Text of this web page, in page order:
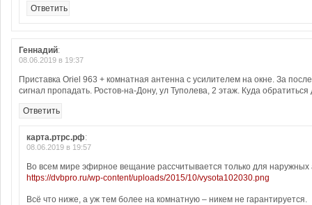
Ответить
Геннадий:
08.06.2019 в 19:37
Приставка Oriel 963 + комнатная антенна с усилителем на окне. За
сигнал пропадать. Ростов-на-Дону, ул Туполева, 2 этаж. Куда
Ответить
карта.ртрс.рф:
08.06.2019 в 19:57
Во всем мире эфирное вещание рассчитывается только для
https://dvbpro.ru/wp-content/uploads/2015/10/vysota102030.png
Всё что ниже, а уж тем более на комнатную – никем не гарантируется.